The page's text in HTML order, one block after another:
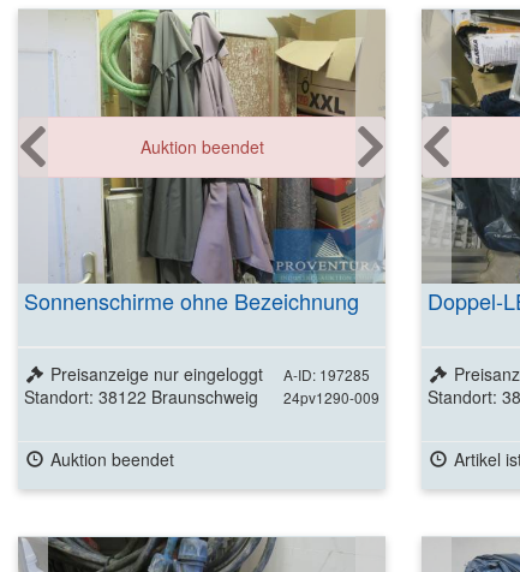
Auktion beendet
Sonnenschirme ohne Bezeichnung
A-ID: 197285
24pv1290-009
Preisanzeige nur eingeloggt
Standort: 38122 Braunschweig
Auktion beendet
Doppel-
Standort:
Artikel